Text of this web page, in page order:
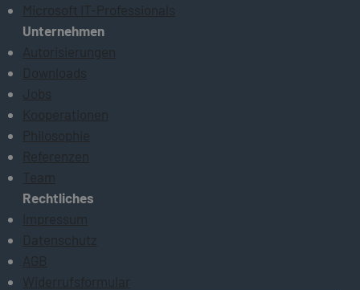
Microsoft IT-Professionals
Unternehmen
Autorisierungen
Downloads
Jobs
Kooperationen
Philosophie
Referenzen
Team
Rechtliches
Impressum
Datenschutz
AGB
Widerrufsformular